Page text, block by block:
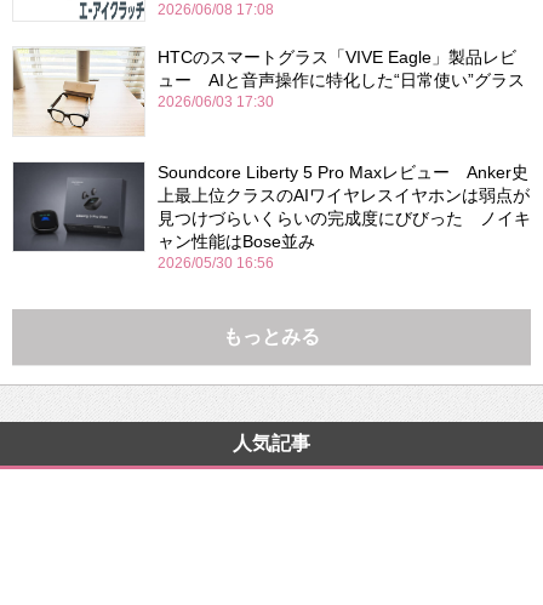
2026/06/08 17:08
HTCのスマートグラス「VIVE Eagle」製品レビ
ュー AIと音声操作に特化した“日常使い”グラス
2026/06/03 17:30
Soundcore Liberty 5 Pro Maxレビュー Anker史
上最上位クラスのAIワイヤレスイヤホンは弱点が
見つけづらいくらいの完成度にびびった ノイキ
ャン性能はBose並み
2026/05/30 16:56
もっとみる
人気記事